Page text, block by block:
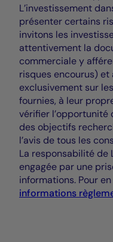
L’investissement
présenter certains
invitons les
attentivement la
commerciale y
risques encourus) et
exclusivement sur
fournies, à leur
vérifier l’opportunité
des objectifs
l’avis de tous les
La responsabilité de
engagée par une
informations. Pour
informations